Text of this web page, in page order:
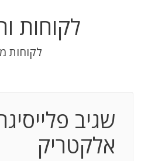
לקוחות
לקוחות
שגיב
אלקטריק